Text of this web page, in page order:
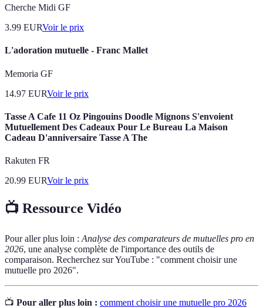
Cherche Midi GF
3.99 EURVoir le prix
L'adoration mutuelle - Franc Mallet
Memoria GF
14.97 EURVoir le prix
Tasse A Cafe 11 Oz Pingouins Doodle Mignons S'envoient
Mutuellement Des Cadeaux Pour Le Bureau La Maison
Cadeau D'anniversaire Tasse A The
Rakuten FR
20.99 EURVoir le prix
📺 Ressource Vidéo
Pour aller plus loin : Analyse des comparateurs de mutuelles pro en
2026, une analyse complète de l'importance des outils de
comparaison. Recherchez sur YouTube : "comment choisir une
mutuelle pro 2026".
📺 Pour aller plus loin : comment choisir une mutuelle pro 2026